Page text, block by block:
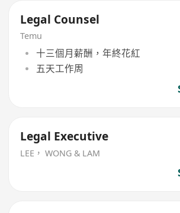
Legal Counsel
Temu
十三個月薪酬，年終花紅
五天工作周
Legal Executive
LEE， WONG & LAM